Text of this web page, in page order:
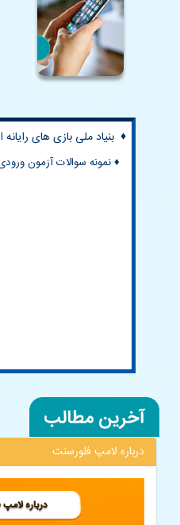
♦ کتابخانه مرکزی ایران
المپیادهای علمی ایران
♦ لغت نامه دهخدا
♦ بنیاد ملی بازی های رایانه ای
درباره لامپ فلورسنت